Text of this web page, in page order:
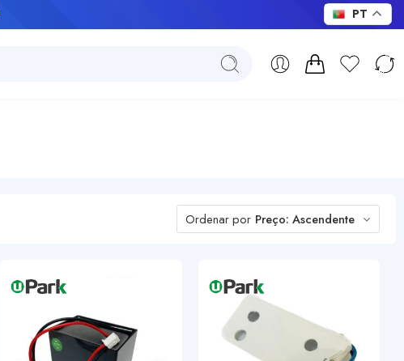
Ordenar por Preço: Ascendente
PT